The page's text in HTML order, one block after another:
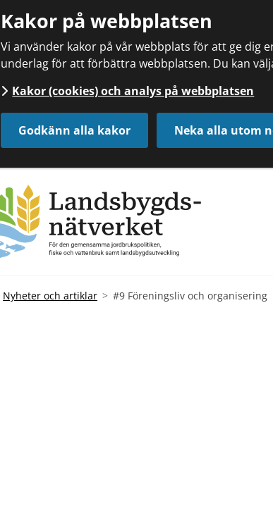
Kakor på webbplatsen
Vi använder kakor på vår webbplats för att ge dig
underlag för att förbättra webbplatsen. Du kan
Kakor (cookies) och analys på webbplatsen
Godkänn alla kakor Neka alla utom
Nyheter och artiklar #9 Föreningsliv och organisering